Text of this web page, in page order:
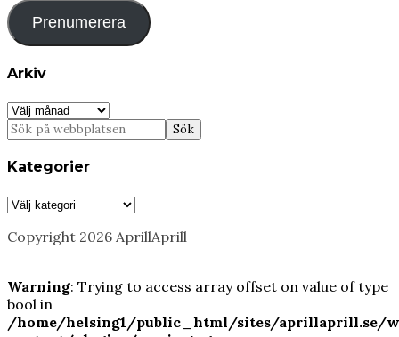
Prenumerera
Arkiv
Arkiv
Kategorier
Kategorier
Copyright 2026 AprillAprill
Warning: Trying to access array offset on value of type
bool in
/home/helsing1/public_html/sites/aprillaprill.se/